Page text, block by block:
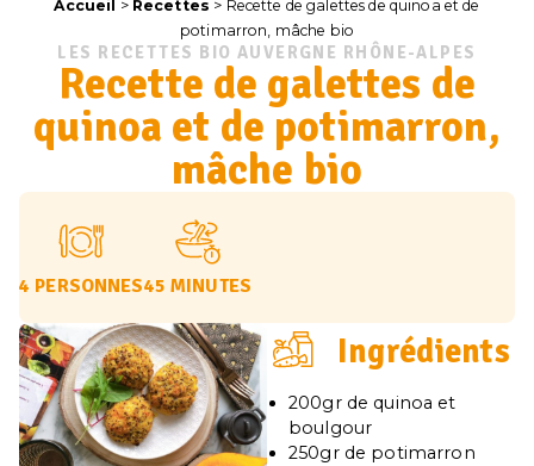
Accueil > Recettes > Recette de galettes de quinoa et de
potimarron, mâche bio
LES RECETTES BIO AUVERGNE RHÔNE-ALPES
Recette de galettes de
quinoa et de potimarron,
mâche bio
4 PERSONNES45 MINUTES
Ingrédients
200gr de quinoa et
boulgour
250gr de potimarron